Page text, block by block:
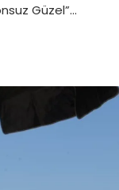
Güzel”…